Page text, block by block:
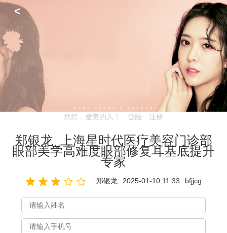
<
您好，爱美的人！ 登陆 注册
郑银龙_上海星时代医疗美容门诊部
眼部美学高难度眼部修复耳基底提升
专家
郑银龙 2025-01-10 11:33 bfjjcg